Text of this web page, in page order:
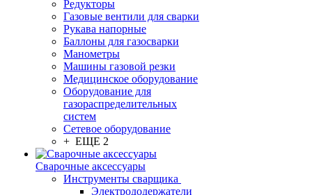
Редукторы
Газовые вентили для сварки
Рукава напорные
Баллоны для газосварки
Манометры
Машины газовой резки
Медицинское оборудование
Оборудование для
газораспределительных
систем
Сетевое оборудование
+ ЕЩЕ 2
Сварочные аксессуары
Инструменты сварщика
Электрододержатели